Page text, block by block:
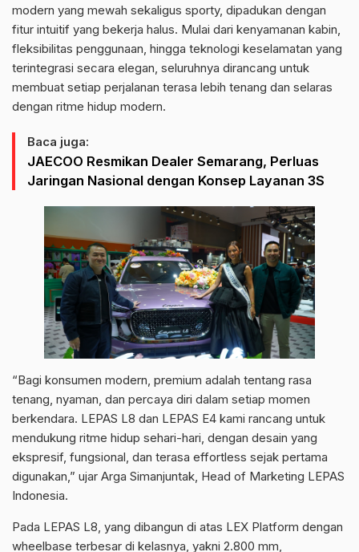
modern yang mewah sekaligus sporty, dipadukan dengan
fitur intuitif yang bekerja halus. Mulai dari kenyamanan kabin,
fleksibilitas penggunaan, hingga teknologi keselamatan yang
terintegrasi secara elegan, seluruhnya dirancang untuk
membuat setiap perjalanan terasa lebih tenang dan selaras
dengan ritme hidup modern.
Baca juga:
JAECOO Resmikan Dealer Semarang, Perluas
Jaringan Nasional dengan Konsep Layanan 3S
“Bagi konsumen modern, premium adalah tentang rasa
tenang, nyaman, dan percaya diri dalam setiap momen
berkendara. LEPAS L8 dan LEPAS E4 kami rancang untuk
mendukung ritme hidup sehari-hari, dengan desain yang
ekspresif, fungsional, dan terasa effortless sejak pertama
digunakan,” ujar Arga Simanjuntak, Head of Marketing LEPAS
Indonesia.
Pada LEPAS L8, yang dibangun di atas LEX Platform dengan
wheelbase terbesar di kelasnya, yakni 2.800 mm,